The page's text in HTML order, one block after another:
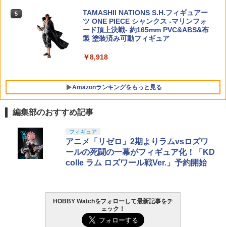
5
TAMASHII NATIONS S.H.フィギュアー
ツ ONE PIECE シャンクス -マリンフォ
ード頂上決戦- 約165mm PVC&ABS&布
製 塗装済み可動フィギュア
￥8,918
Amazonランキングをもっと見る
BANDAI SPIRITS(バンダイ スピリッツ)
30MS SIS-J00 メルンジャ[カラーA] 色
分け済みプラモデル
￥4,100
BANDAI SPIRITS(バンダイ スピリッツ)
HG 機動新世紀ガンダムX ガンダムレオ
パルド 1/144スケール 色分け済みプラモ
東京マルイ(TOKYO MARUI) No.25 コル
ト ガバメント HG 18歳以上エアーHOP
ハンドガン
￥3,384
東京マルイ(TOKYO MARUI) No.21 H&K
USP HG 18歳以上エアーHOPハンドガン
LOCTITE(ロックタイト) シールはがし
プレミアム 220ml
￥962
タミヤ クラフトツールシリーズ No.123
先細薄刃ニッパー (ゲートカット用) プラ
モデル用工具 74123
編集部のおすすめ記事
フィギュア
アニメ「リゼロ」2期よりラムvsロズワ
ールの死闘の一幕がフィギュア化！「KD
colle ラム ロズワール戦Ver.」予約開始
HOBBY Watchをフォローして最新記事をチ
ェック！